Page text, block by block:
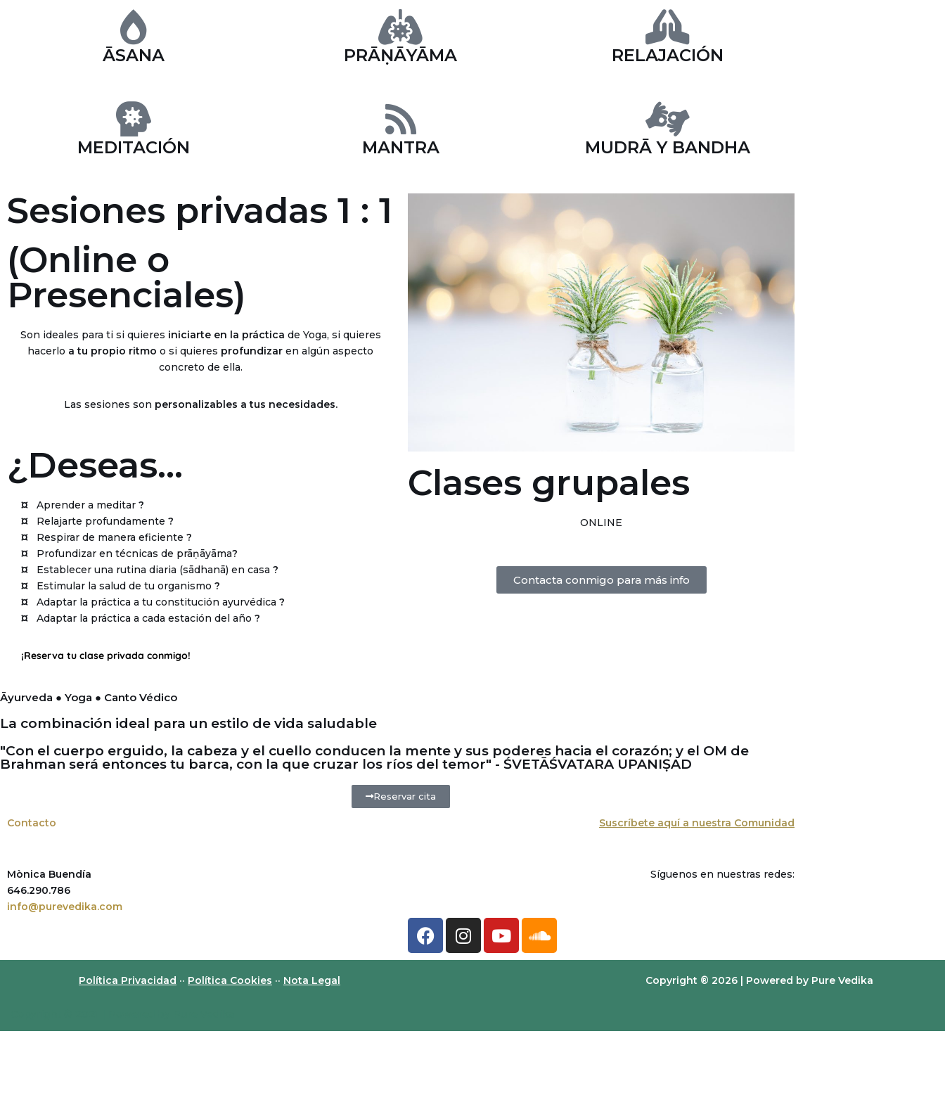
ĀSANA PRĀṆĀYĀMA RELAJACIÓN
MEDITACIÓN MANTRA MUDRĀ Y BANDHA
Sesiones privadas 1 : 1
(Online o
Presenciales)
Son ideales para ti si quieres iniciarte en la práctica de Yoga, si quieres
hacerlo a tu propio ritmo o si quieres profundizar en algún aspecto
concreto de ella.
Las sesiones son personalizables a tus necesidades.
¿Deseas...
¤ Aprender a meditar ?
¤ Relajarte profundamente ?
¤ Respirar de manera eficiente ?
¤ Profundizar en técnicas de prāṇāyāma?
¤ Establecer una rutina diaria (sādhanā) en casa ?
¤ Estimular la salud de tu organismo ?
¤ Adaptar la práctica a tu constitución ayurvédica ?
¤ Adaptar la práctica a cada estación del año ?
¡Reserva tu clase privada conmigo!
Clases grupales
ONLINE
Contacta conmigo para más info
Āyurveda ● Yoga ● Canto Védico
La combinación ideal para un estilo de vida saludable
"Con el cuerpo erguido, la cabeza y el cuello conducen la mente y sus poderes hacia el corazón; y el OM de
Brahman será entonces tu barca, con la que cruzar los ríos del temor" - ŚVETĀŚVATARA UPANIṢAD
Reservar cita
Contacto
Mònica Buendía
646.290.786
info@purevedika.com
Suscríbete aquí a nuestra Comunidad
Síguenos en nuestras redes:
Política Privacidad ·· Política Cookies ·· Nota Legal Copyright ® 2026 | Powered by Pure Vedika